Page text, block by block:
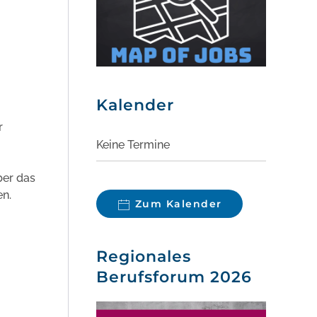
das
Kalender
Keine Termine
Zum Kalender
Regionales
Berufsforum 2026